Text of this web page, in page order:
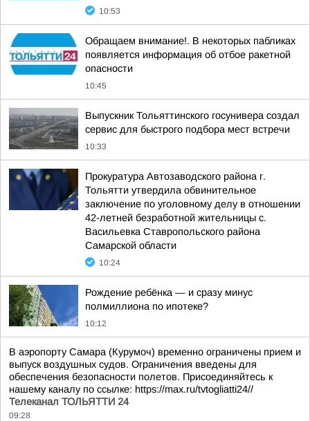
10:53
Обращаем внимание!. В некоторых пабликах
появляется информация об отбое ракетной
опасности
10:45
Выпускник Тольяттинского госунивера создал
сервис для быстрого подбора мест встречи
10:33
Прокуратура Автозаводского района г.
Тольятти утвердила обвинительное
заключение по уголовному делу в отношении
42-летней безработной жительницы с.
Васильевка Ставропольского района
Самарской области
10:24
Рождение ребёнка — и сразу минус
полмиллиона по ипотеке?
10:12
В аэропорту Самара (Курумоч) временно ограничены прием и
выпуск воздушных судов. Ограничения введены для
обеспечения безопасности полетов. Присоединяйтесь к
нашему каналу по ссылке: https://max.ru/tvtogliatti24//
Телеканал ТОЛЬЯТТИ 24
09:28